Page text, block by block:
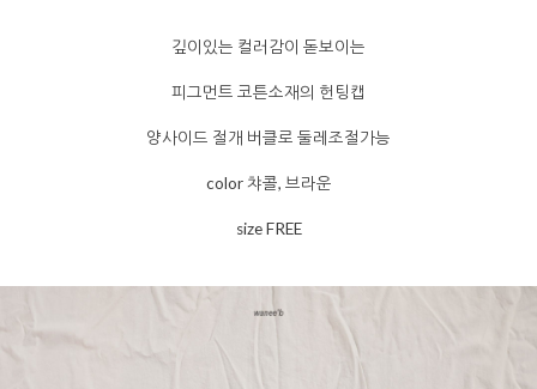
깊이있는 컬러감이 돋보이는
피그먼트 코튼소재의 헌팅캡
양사이드 절개 버클로 둘레조절가능
color 챠콜, 브라운
size FREE